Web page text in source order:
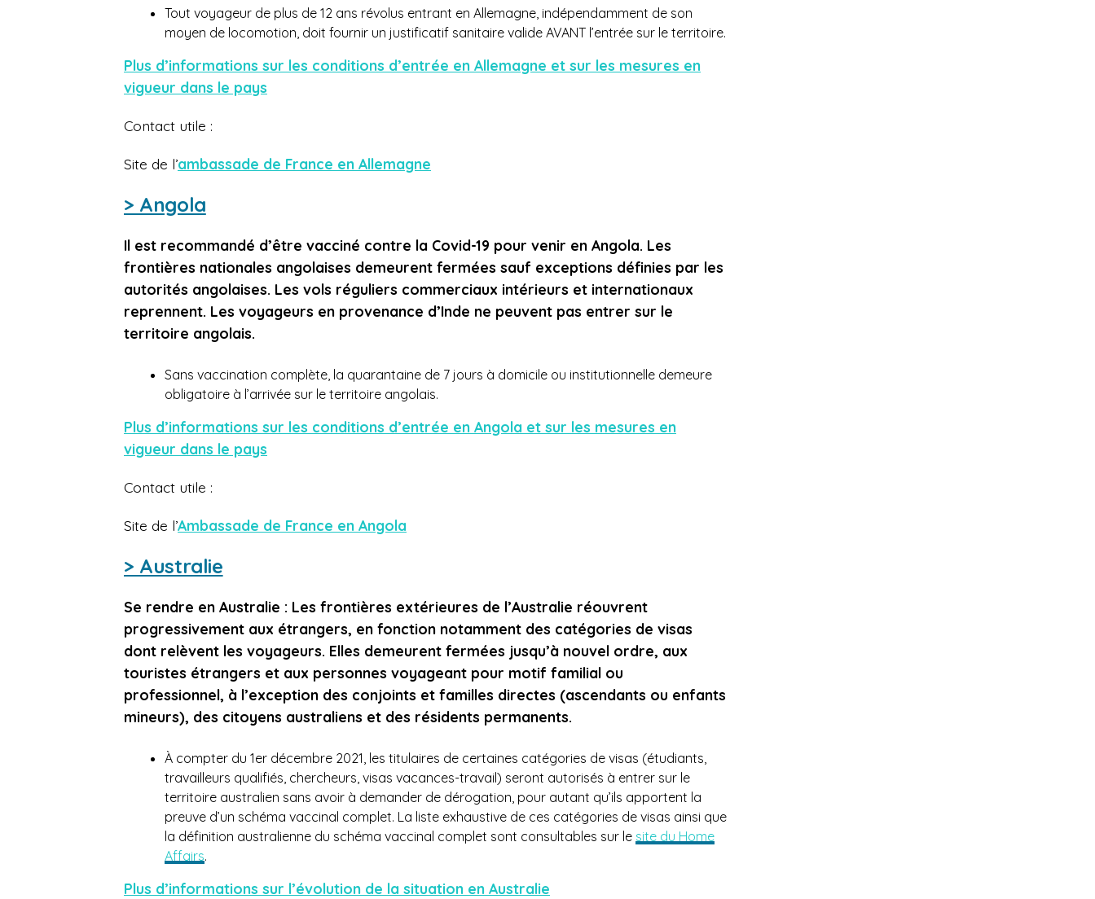
Tout voyageur de plus de 12 ans révolus entrant en Allemagne, indépendamment de son
moyen de locomotion, doit fournir un justificatif sanitaire valide AVANT l’entrée sur le territoire.
Plus d’informations sur les conditions d’entrée en Allemagne et sur les mesures en
vigueur dans le pays
Contact utile :
Site de l’ambassade de France en Allemagne
> Angola
Il est recommandé d’être vacciné contre la Covid-19 pour venir en Angola. Les
frontières nationales angolaises demeurent fermées sauf exceptions définies par les
autorités angolaises. Les vols réguliers commerciaux intérieurs et internationaux
reprennent. Les voyageurs en provenance d’Inde ne peuvent pas entrer sur le
territoire angolais.
Sans vaccination complète, la quarantaine de 7 jours à domicile ou institutionnelle demeure
obligatoire à l’arrivée sur le territoire angolais.
Plus d’informations sur les conditions d’entrée en Angola et sur les mesures en
vigueur dans le pays
Contact utile :
Site de l’Ambassade de France en Angola
> Australie
Se rendre en Australie : Les frontières extérieures de l’Australie réouvrent
progressivement aux étrangers, en fonction notamment des catégories de visas
dont relèvent les voyageurs. Elles demeurent fermées jusqu’à nouvel ordre, aux
touristes étrangers et aux personnes voyageant pour motif familial ou
professionnel, à l’exception des conjoints et familles directes (ascendants ou enfants
mineurs), des citoyens australiens et des résidents permanents.
À compter du 1er décembre 2021, les titulaires de certaines catégories de visas (étudiants,
travailleurs qualifiés, chercheurs, visas vacances-travail) seront autorisés à entrer sur le
territoire australien sans avoir à demander de dérogation, pour autant qu’ils apportent la
preuve d’un schéma vaccinal complet. La liste exhaustive de ces catégories de visas ainsi que
la définition australienne du schéma vaccinal complet sont consultables sur le site du Home
Affairs.
Plus d’informations sur l’évolution de la situation en Australie